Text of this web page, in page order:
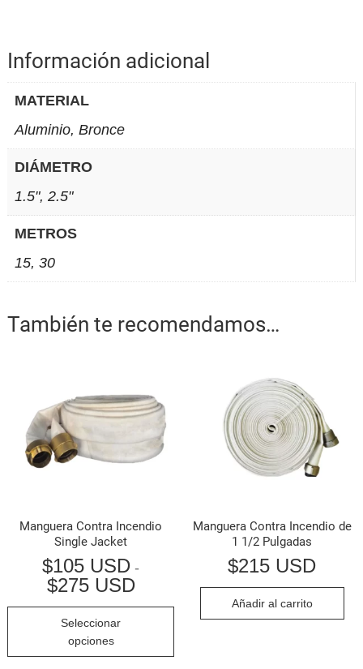
Información adicional
MATERIAL
Aluminio, Bronce
DIÁMETRO
1.5", 2.5"
METROS
15, 30
También te recomendamos…
Manguera Contra Incendio
Single Jacket
$105 USD -
$275 USDRango
precios:
hasta
Seleccionar
opciones
tiene
Manguera Contra Incendio de
1 1/2 Pulgadas
$215 USD
Añadir al carrito